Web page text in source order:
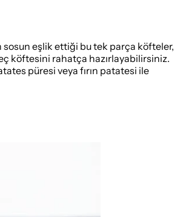
eşlik ettiği bu tek parça köfteler,
köftesini rahatça hazırlayabilirsiniz.
püresi veya fırın patatesi ile